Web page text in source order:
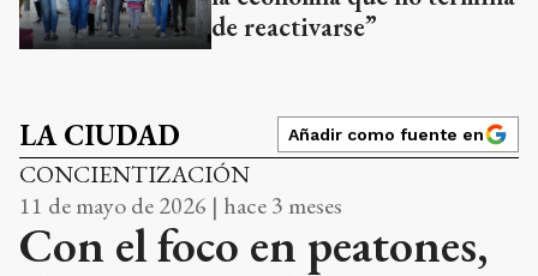
de reactivarse”
LA CIUDAD Añadir como fuente en
CONCIENTIZACIÓN
11 de mayo de 2026 | hace 3 meses
Con el foco en peatones,